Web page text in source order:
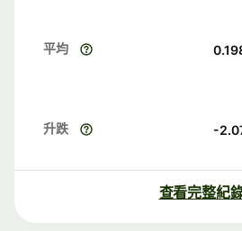
平均
升跌 -
查看完整紀